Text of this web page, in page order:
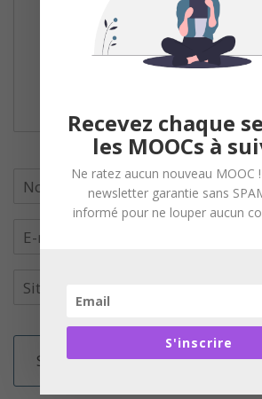
Recevez chaque
les MOOCs à
Ne ratez aucun nouveau MOOC
newsletter garantie sans
informé pour ne louper aucun
S'inscrire